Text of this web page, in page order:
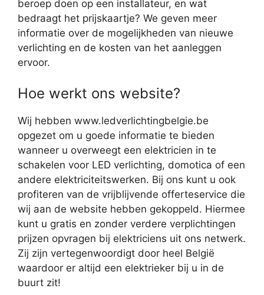
beroep doen op een installateur, en wat
bedraagt het prijskaartje? We geven meer
informatie over de mogelijkheden van nieuwe
verlichting en de kosten van het aanleggen
ervoor.
Hoe werkt ons website?
Wij hebben www.ledverlichtingbelgie.be
opgezet om u goede informatie te bieden
wanneer u overweegt een elektricien in te
schakelen voor LED verlichting, domotica of een
andere elektriciteitswerken. Bij ons kunt u ook
profiteren van de vrijblijvende offerteservice die
wij aan de website hebben gekoppeld. Hiermee
kunt u gratis en zonder verdere verplichtingen
prijzen opvragen bij elektriciens uit ons netwerk.
Zij zijn vertegenwoordigt door heel België
waardoor er altijd een elektrieker bij u in de
buurt zit!